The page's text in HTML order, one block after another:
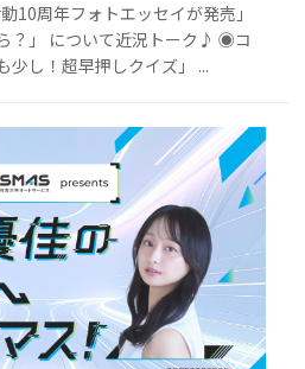
10周年フォトエッセイが発売」
？」 について近況トーク♪ ◉コ
少し！超早押しクイズ」 ...